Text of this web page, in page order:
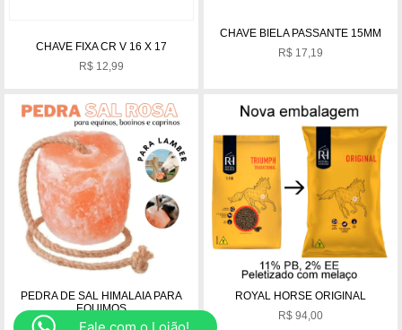
CHAVE FIXA CR V 16 X 17
R$ 12,99
CHAVE BIELA PASSANTE 15MM
R$ 17,19
PEDRA DE SAL HIMALAIA PARA
EQUIMOS
ROYAL HORSE ORIGINAL
R$ 94,00
Fale com o Lojão!